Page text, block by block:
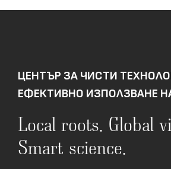
ЦЕНТЪР ЗА ЧИСТИ
ЕФЕКТИВНО ИЗПОЛЗВАНЕ
Local roots. Global
Smart science.